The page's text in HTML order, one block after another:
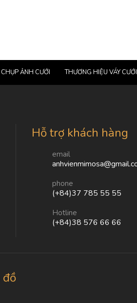
ẢNH CƯỚI THƯƠNG HIỆU VÁY CƯỚI
Hỗ trợ khách hàng
email
phone
(+84)37 785 55 55
Hotline
(+84)38 576 66 66
đồ